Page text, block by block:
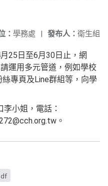
發布人： 衛生組
： 學務處 |
25日至6月30日止，網
運用多元管道，例如學校
專頁及Line群組等，向學
小姐，電話：
。